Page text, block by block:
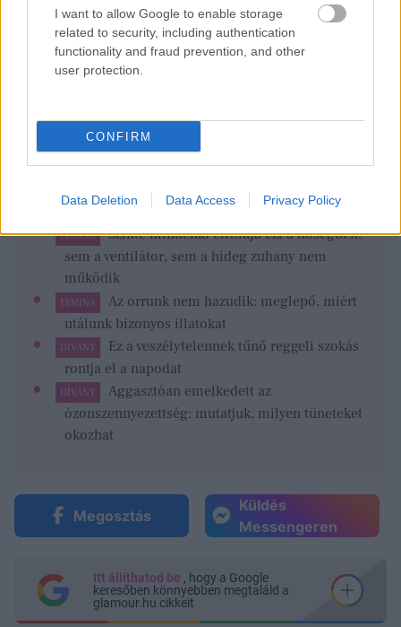
I want to allow Google to enable storage
related to security, including authentication
functionality and fraud prevention, and other
user protection.
CONFIRM
Data Deletion Data Access Privacy Policy
Svájcban, vajon megéri kiköltözni? - GLAMOUR
FEMINA
Szinte mindenki elrontja ezt a hőségben:
sem a ventilátor, sem a hideg zuhany nem
működik
FEMINA
Az orrunk nem hazudik: meglepő, miért
utálunk bizonyos illatokat
DÍVÁNY
Ez a veszélytelennek tűnő reggeli szokás
rontja el a napodat
DÍVÁNY
Aggasztóan emelkedett az
ózonszennyezettség: mutatjuk, milyen tüneteket
okozhat
Megosztás
Küldés
Messengeren
Itt állíthatod be , hogy a Google
keresőben könnyebben megtaláld a
glamour.hu cikkeit